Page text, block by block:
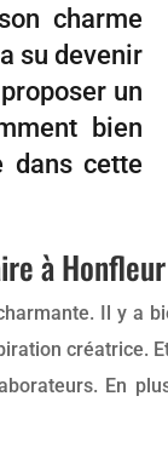
charme
su devenir
un
bien
dans cette
à
Il y a
créatrice.
En